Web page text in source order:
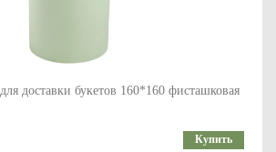
доставки букетов 160*160 фисташковая
Купить